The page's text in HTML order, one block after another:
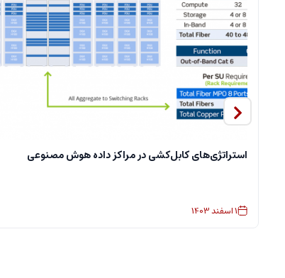
استراتژی‌های کابل‌کشی در مراکز داده هوش مصنوعی
1اسفند1403